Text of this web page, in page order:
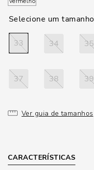
33 34 35
37 38 39
Ver guia de tamanhos
CARACTERÍSTICAS